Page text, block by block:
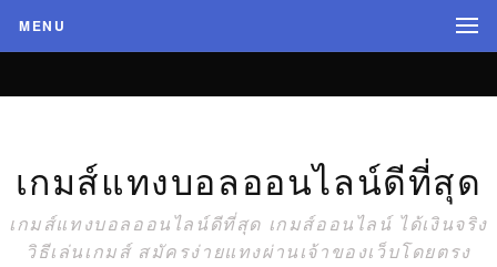
MENU
เกมส์แทงบอลออนไลน์ดีที่สุด
เกมส์แทงบอลออนไลน์ดีที่สุด เกมส์ออนไลน์ ได้เงินจริง
วิธีเล่นเกมส์ สมัครง่ายแทงผ่านเจ้าของเว็บโดยตรง